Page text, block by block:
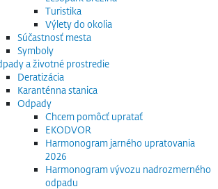
Turistika
Výlety do okolia
Súčastnosť mesta
Symboly
a životné prostredie
Deratizácia
Karanténna stanica
Odpady
Chcem pomôcť upratať
EKODVOR
Harmonogram jarného upratovania
2026
Harmonogram vývozu nadrozmerného
odpadu